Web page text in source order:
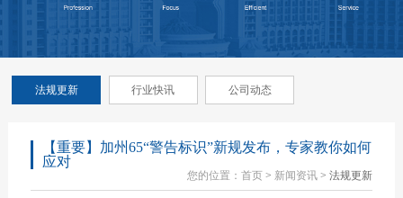
法规更新 行业快讯 公司动态
【重要】加州65“警告标识”新规发布，专家教你如何
应对
您的位置：首页 > 新闻资讯 > 法规更新